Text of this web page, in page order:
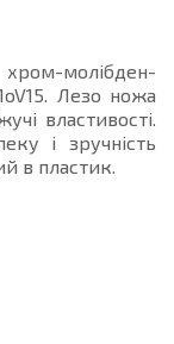
молібден-
Лезо ножа
властивості.
і зручність
в пластик.